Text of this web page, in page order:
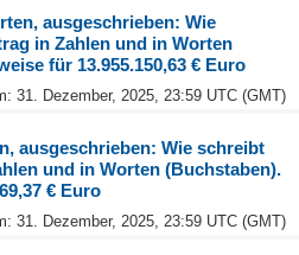
ausgeschrieben: Wie
in Zahlen und in Worten
für 13.955.150,63 € Euro
31. Dezember, 2025, 23:59 UTC (GMT)
ausgeschrieben: Wie schreibt
und in Worten (Buchstaben).
€ Euro
31. Dezember, 2025, 23:59 UTC (GMT)